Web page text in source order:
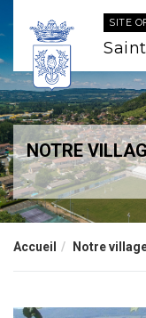
SITE
NOTRE
.
Accueil Notre